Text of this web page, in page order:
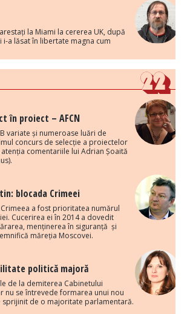
la Miami la cererea UK, după
i-a lăsat în libertate magna cum
în proiect – AFCN
variate și numeroase luări de
concurs de selecție a proiectelor
atenția comentariile lui Adrian Șoaită
blocada Crimeei
Crimeea a fost prioritatea numărul
Cucerirea ei în 2014 a dovedit
menținerea în siguranță și
măreția Moscovei.
politică majoră
de la demiterea Cabinetului
nu se întrevede formarea unui nou
sprijinit de o majoritate parlamentară.